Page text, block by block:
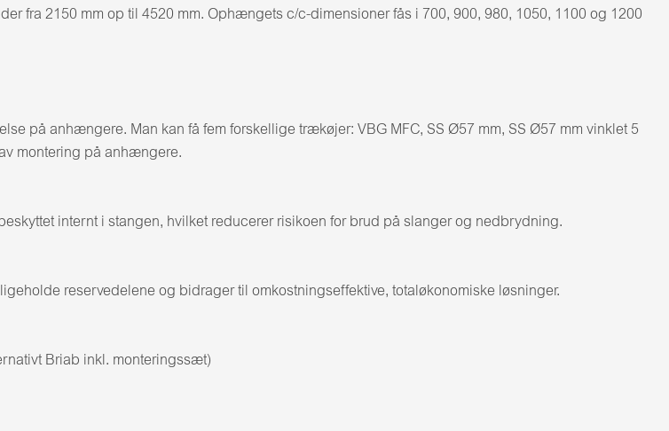
fra 2150 mm op til 4520 mm. Ophængets c/c-dimensioner fås i 700, 900, 980, 1050, 1100 og 1200
på anhængere. Man kan få fem forskellige trækøjer: VBG MFC, SS Ø57 mm, SS Ø57 mm vinklet 5
montering på anhængere.
internt i stangen, hvilket reducerer risikoen for brud på slanger og nedbrydning.
reservedelene og bidrager til omkostningseffektive, totaløkonomiske løsninger.
Briab inkl. monteringssæt)